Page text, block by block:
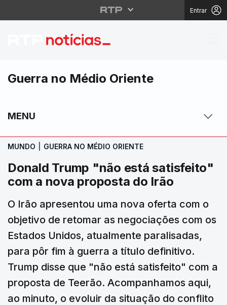
Entrar
Donald Trump "não
Guerra no Médio Oriente
MENU
MUNDO GUERRA NO MÉDIO ORIENTE
Donald Trump "não está satisfeito"
com a nova proposta do Irão
O Irão apresentou uma nova oferta com o
objetivo de retomar as negociações com os
Estados Unidos, atualmente paralisadas,
para pôr fim à guerra a título definitivo.
Trump disse que "não está satisfeito" com a
proposta de Teerão. Acompanhamos aqui,
ao minuto, o evoluir da situação do conflito